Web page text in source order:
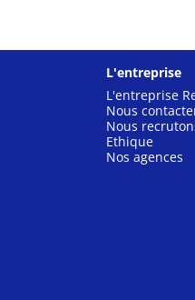
L'entreprise
L'entreprise
Nous
Nous
Ethique
Nos agences